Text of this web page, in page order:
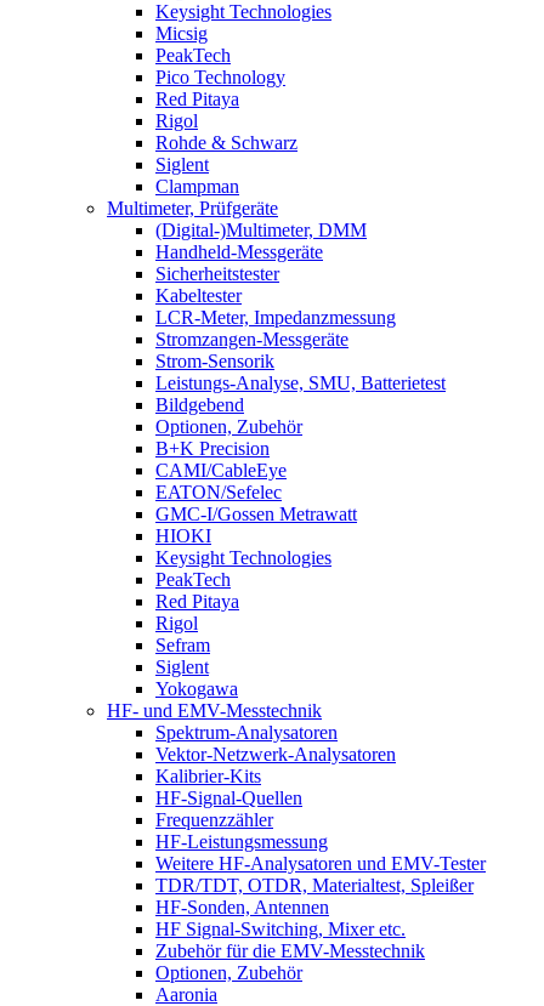
Keysight Technologies
Micsig
PeakTech
Pico Technology
Red Pitaya
Rigol
Rohde & Schwarz
Siglent
Clampman
Multimeter, Prüfgeräte
(Digital-)Multimeter, DMM
Handheld-Messgeräte
Sicherheitstester
Kabeltester
LCR-Meter, Impedanzmessung
Stromzangen-Messgeräte
Strom-Sensorik
Leistungs-Analyse, SMU, Batterietest
Bildgebend
Optionen, Zubehör
B+K Precision
CAMI/CableEye
EATON/Sefelec
GMC-I/Gossen Metrawatt
HIOKI
Keysight Technologies
PeakTech
Red Pitaya
Rigol
Sefram
Siglent
Yokogawa
HF- und EMV-Messtechnik
Spektrum-Analysatoren
Vektor-Netzwerk-Analysatoren
Kalibrier-Kits
HF-Signal-Quellen
Frequenzzähler
HF-Leistungsmessung
Weitere HF-Analysatoren und EMV-Tester
TDR/TDT, OTDR, Materialtest, Spleißer
HF-Sonden, Antennen
HF Signal-Switching, Mixer etc.
Zubehör für die EMV-Messtechnik
Optionen, Zubehör
Aaronia